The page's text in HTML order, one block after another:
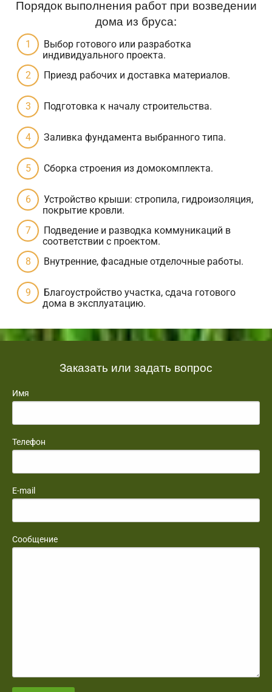
Порядок выполнения работ при возведении
дома из бруса:
Выбор готового или разработка
индивидуального проекта.
Приезд рабочих и доставка материалов.
Подготовка к началу строительства.
Заливка фундамента выбранного типа.
Сборка строения из домокомплекта.
Устройство крыши: стропила, гидроизоляция,
покрытие кровли.
Подведение и разводка коммуникаций в
соответствии с проектом.
Внутренние, фасадные отделочные работы.
Благоустройство участка, сдача готового
дома в эксплуатацию.
Заказать или задать вопрос
Имя
Телефон
E-mail
Сообщение